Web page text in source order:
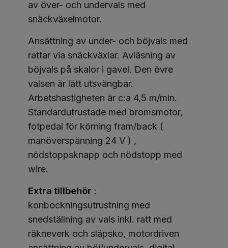
av över- och undervals med
snäckväxelmotor.
Ansättning av under- och böjvals med
rattar via snäckväxlar. Avläsning av
böjvals på skalor i gavel. Den övre
valsen är lätt utsvängbar.
Arbetshastigheten är c:a 4,5 m/min.
Standardutrustade med bromsmotor,
fotpedal för körning fram/back (
manöverspänning 24 V ) ,
nödstoppsknapp och nödstopp med
wire.
Extra tillbehör :
konbockningsutrustning med
snedställning av vals inkl. ratt med
räkneverk och släpsko, motordriven